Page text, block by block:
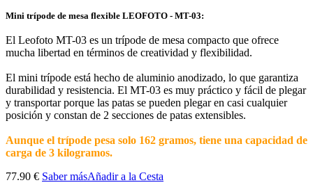
Mini trípode de mesa flexible LEOFOTO - MT-03:
El Leofoto MT-03 es un trípode de mesa compacto que ofrece
mucha libertad en términos de creatividad y flexibilidad.
El mini trípode está hecho de aluminio anodizado, lo que garantiza
durabilidad y resistencia. El MT-03 es muy práctico y fácil de plegar
y transportar porque las patas se pueden plegar en casi cualquier
posición y constan de 2 secciones de patas extensibles.
Aunque el trípode pesa solo 162 gramos, tiene una capacidad de
carga de 3 kilogramos.
77.90 € Saber másAñadir a la Cesta